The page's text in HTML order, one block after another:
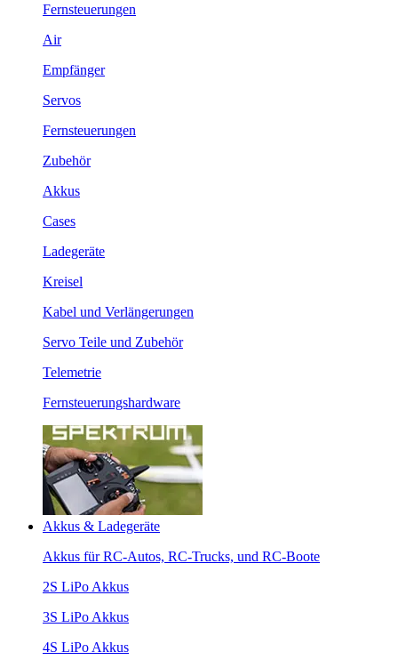
Fernsteuerungen
Air
Empfänger
Servos
Fernsteuerungen
Zubehör
Akkus
Cases
Ladegeräte
Kreisel
Kabel und Verlängerungen
Servo Teile und Zubehör
Telemetrie
Fernsteuerungshardware
Akkus & Ladegeräte
Akkus für RC-Autos, RC-Trucks, und RC-Boote
2S LiPo Akkus
3S LiPo Akkus
4S LiPo Akkus